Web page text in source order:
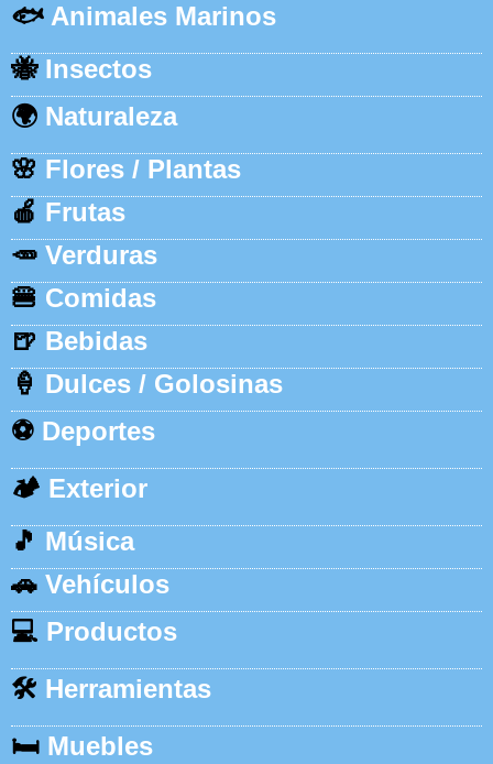
🐟 Animales Marinos
🐝 Insectos
🌍 Naturaleza
🌸 Flores / Plantas
🍎 Frutas
🥕 Verduras
🍔 Comidas
🍺 Bebidas
🍦 Dulces / Golosinas
⚽ Deportes
🏕️ Exterior
🎵 Música
🚗 Vehículos
💻 Productos
🛠️ Herramientas
🛏️ Muebles